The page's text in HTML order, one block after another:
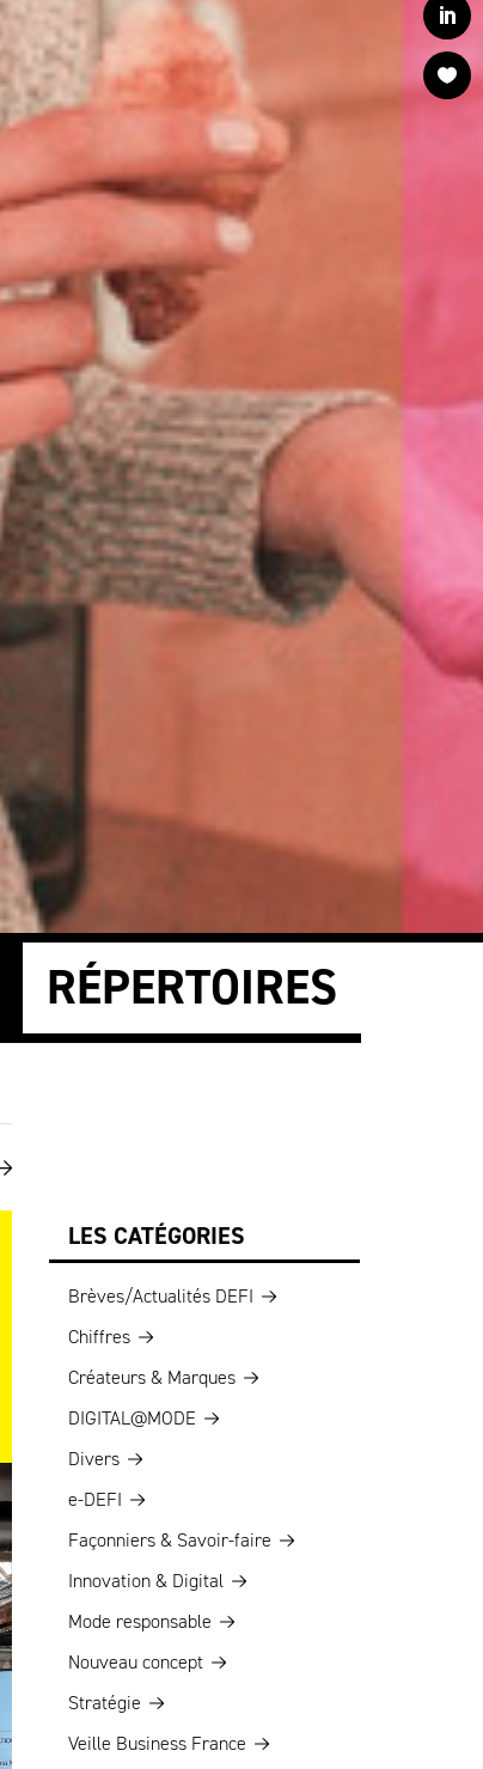
RÉPERTOIRES
LES CATÉGORIES
Brèves/Actualités DEFI
Chiffres
Créateurs & Marques
DIGITAL@MODE
Divers
e-DEFI
Façonniers & Savoir-faire
Innovation & Digital
Mode responsable
Nouveau concept
Stratégie
Veille Business France